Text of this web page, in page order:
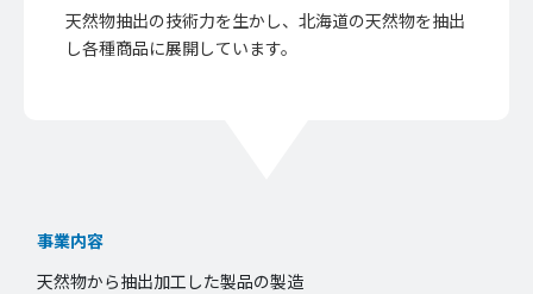
天然物抽出の技術力を生かし、北海道の天然物を抽出
し各種商品に展開しています。
事業内容
天然物から抽出加工した製品の製造